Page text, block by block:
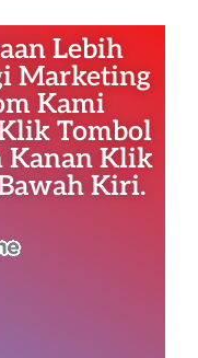
Lebih
Marketing
Kami
Tombol
Kanan Klik
Kiri.